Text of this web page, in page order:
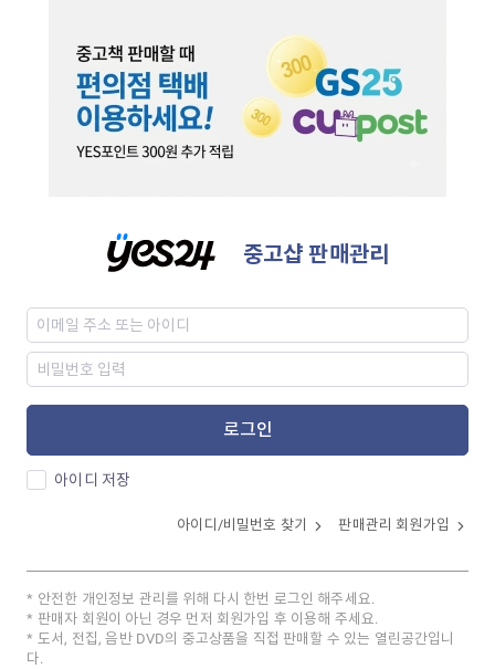
중고샵 판매관리
로그인
아이디 저장
아이디/비밀번호 찾기 판매관리 회원가입
안전한 개인정보 관리를 위해 다시 한번 로그인 해주세요.
판매자 회원이 아닌 경우 먼저 회원가입 후 이용해 주세요.
도서, 전집, 음반 DVD의 중고상품을 직접 판매할 수 있는 열린공간입니
다.